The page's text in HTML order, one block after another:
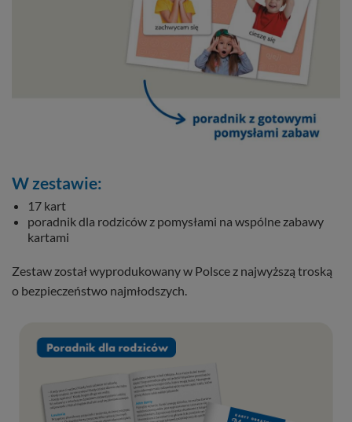
W zestawie:
17 kart
poradnik dla rodziców z pomysłami na wspólne zabawy
kartami
Zestaw został wyprodukowany w Polsce z najwyższą troską
o bezpieczeństwo najmłodszych.